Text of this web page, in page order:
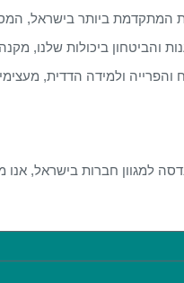
ביותר בישראל,
והביטחון ביכולות שלנו,
והפרייה ולמידה הדדית,
למגוון חברות בישראל,